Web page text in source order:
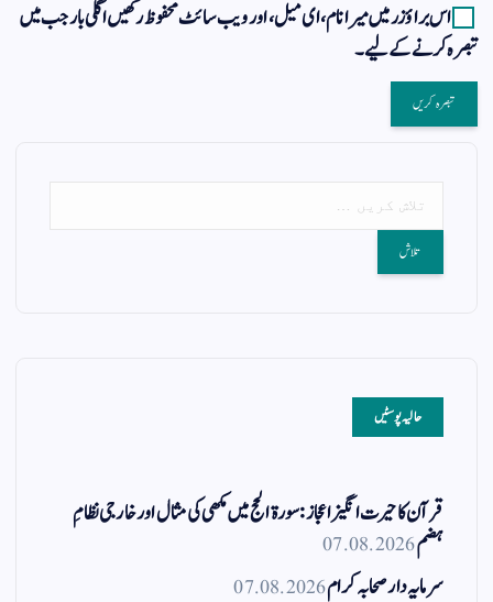
اس براؤزر میں میرا نام، ای میل، اور ویب سائٹ محفوظ رکھیں اگلی بار جب میں
تبصرہ کرنے کےلیے۔
حالیہ پوسٹیں
قرآن کا حیرت انگیز اعجاز: سورۃ الحج میں مکھی کی مثال اور خارجی نظامِ
ہضم07.08.2026
سرمایہ دار صحابہ کرام07.08.2026